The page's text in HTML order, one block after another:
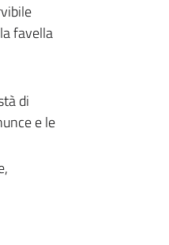
favella
di
e le